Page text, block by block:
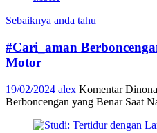
Sebaiknya anda tahu
#Cari_aman
Motor
19/02/2024 alex Komentar
Berboncengan yang Benar Saat